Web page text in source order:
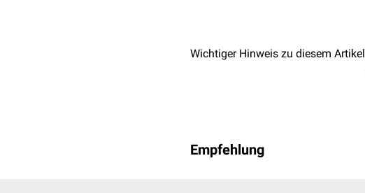
Wichtiger Hinweis zu diesem Artikel
Empfehlung